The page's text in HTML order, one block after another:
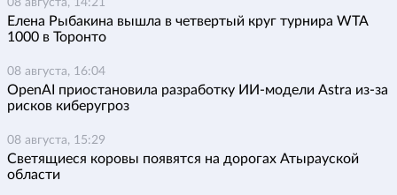
08 августа, 14:21
Елена Рыбакина вышла в четвертый круг турнира WTA
1000 в Торонто
08 августа, 16:04
OpenAI приостановила разработку ИИ-модели Astra из-за
рисков киберугроз
08 августа, 15:29
Светящиеся коровы появятся на дорогах Атырауской
области